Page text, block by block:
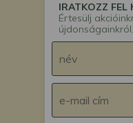
IRATKOZZ
Értesülj
újdonságainkról.